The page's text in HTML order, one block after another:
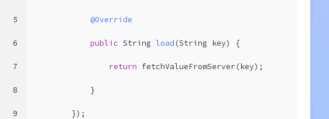
5
6
7
8
9
@Override
public String load (String key) {
return fetchValueFromServer(key);
            }
        });